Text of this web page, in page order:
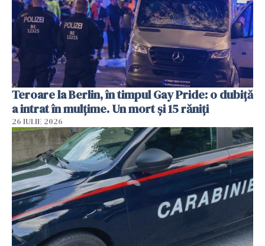
Teroare la Berlin, în timpul Gay Pride: o dubiță
a intrat în mulțime. Un mort și 15 răniți
26 IULIE 2026